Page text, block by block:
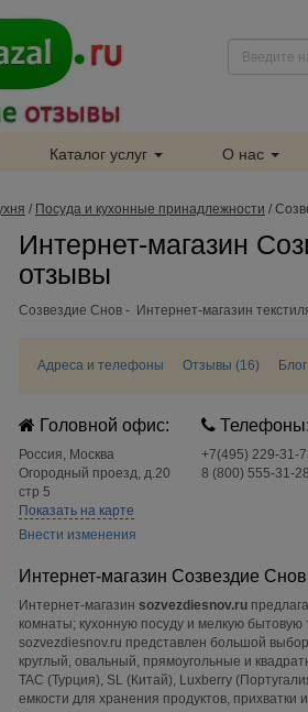
Каталог услуг О нас
/ Посуда и кухонные принадлежности /
Интернет-магазин
отзывы
Созвездие Снов - Интернет-магазин
Адреса и телефоны Отзывы (16)
Головной офис:
Россия, Москва
Огородный проезд, д.20
стр 5
Показать на карте
Внести изменения
Телефоны:
+7(495) 229-31-
8 (800) 555-31-28
Интернет-магазин Созвездие Снов
Интернет-магазин sozvezdiesnov.ru
комнаты; кухонную посуду и мелкую
sozvezdiesnov.ru представлен большой
круглый, овальный, прямоугольные и
TAC (Турция), SL (Китай), Luxberry
емкости для хранения продуктов, прихватки